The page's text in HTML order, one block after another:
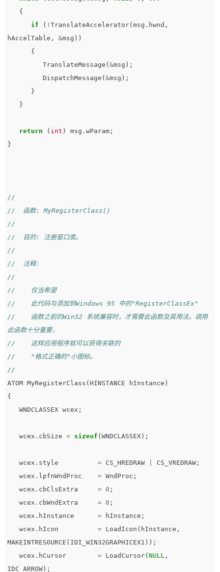
{
if
( ! TranslateAccelerator( msg . hwnd ,
hAccelTable , &msg ))
{
TranslateMessage ( &msg );
DispatchMessage ( &msg );
}
}
return ( int ) msg . wParam ;
}
//
//  函数: MyRegisterClass()
//
//  目的: 注册窗口类。
//
//  注释:
//
//    仅当希望
//    此代码与添加到Windows 95 中的"RegisterClassEx"
//    函数之前的Win32 系统兼容时，才需要此函数及其用法。调用
此函数十分重要，
//    这样应用程序就可以获得关联的
//    "格式正确的"小图标。
//
ATOM MyRegisterClass ( HINSTANCE hInstance )
{
WNDCLASSEX wcex ;
wcex . cbSize = sizeof ( WNDCLASSEX );
wcex . style = CS_HREDRAW CS_VREDRAW ;
wcex . lpfnWndProc = WndProc ;
wcex . cbClsExtra = 0 ;
wcex . cbWndExtra = 0 ;
wcex . hInstance = hInstance ;
wcex . hIcon = LoadIcon ( hInstance ,
MAKEINTRESOURCE ( IDI_WIN32GRAPHICEX1 ));
wcex . hCursor = LoadCursor( NULL ,
IDC_ARROW );